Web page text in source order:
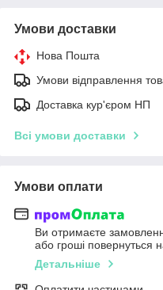
Умови доставки
Нова Пошта
Умови відправлення
Доставка кур'єром НП
Всі умови доставки
Умови оплати
Ви отримаєте
або гроші повернуться
Детальніше